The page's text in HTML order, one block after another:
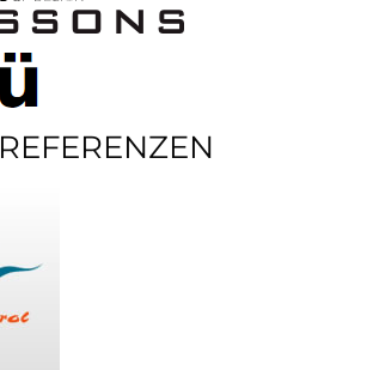
REFERENZEN